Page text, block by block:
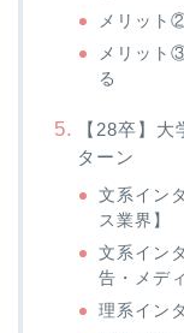
メリット
メリット
る
【28卒】
ターン
文系イン
ス業界】
文系イン
告・メデ
理系イン